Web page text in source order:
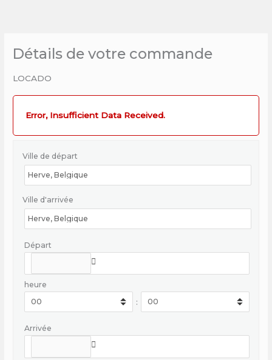
Détails de votre commande
LOCADO
Error, Insufficient Data Received.
Ville de départ
Ville d'arrivée
Départ
heure
:
Arrivée